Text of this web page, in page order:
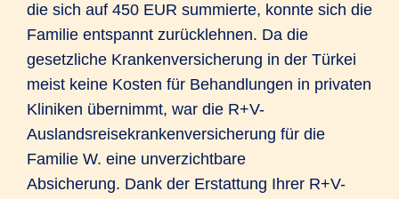
die sich auf 450 EUR summierte, konnte sich die
Familie entspannt zurücklehnen. Da die
gesetzliche Krankenversicherung in der Türkei
meist keine Kosten für Behandlungen in privaten
Kliniken übernimmt, war die R+V-
Auslandsreisekrankenversicherung für die
Familie W. eine unverzichtbare
Absicherung. Dank der Erstattung Ihrer R+V-